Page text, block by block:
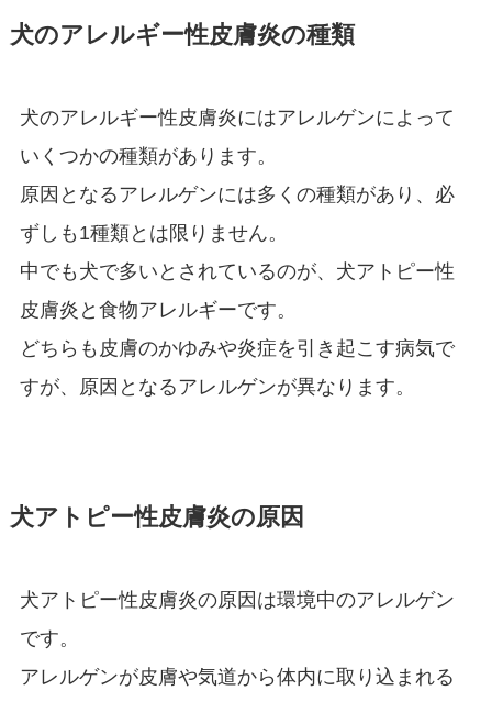
犬のアレルギー性皮膚炎の種類
犬のアレルギー性皮膚炎にはアレルゲンによって
いくつかの種類があります。
原因となるアレルゲンには多くの種類があり、必
ずしも1種類とは限りません。
中でも犬で多いとされているのが、犬アトピー性
皮膚炎と食物アレルギーです。
どちらも皮膚のかゆみや炎症を引き起こす病気で
すが、原因となるアレルゲンが異なります。
犬アトピー性皮膚炎の原因
犬アトピー性皮膚炎の原因は環境中のアレルゲン
です。
アレルゲンが皮膚や気道から体内に取り込まれる